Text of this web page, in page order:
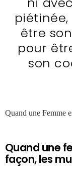
être
pour
son
Quand une Femme
Quand une
façon, les